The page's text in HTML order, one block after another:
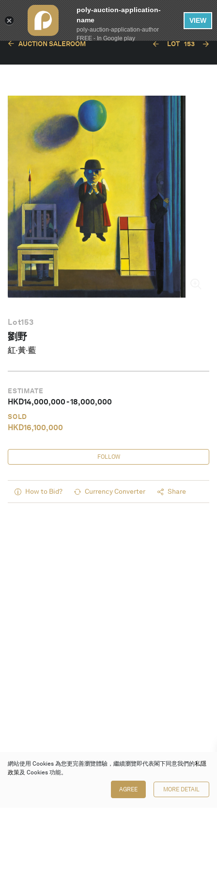
繁體中文
AUCTION SALEROOM LOT 153
Lot153
劉野
紅‧黃‧藍
ESTIMATE
HKD14,000,000-18,000,000
SOLD
HKD16,100,000
FOLLOW
How to Bid? Currency Converter Share
網站使用 Cookies 為您更完善瀏覽體驗，繼續瀏覽即代表閣下同意我們的私隱
政策及 Cookies 功能。
AGREE MORE DETAIL
poly-auction-application-
name
poly-auction-application-author
FREE - In Google play
VIEW